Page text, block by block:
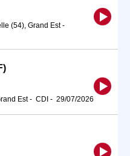
(54), Grand Est-
Est- CDI - 29/07/2026